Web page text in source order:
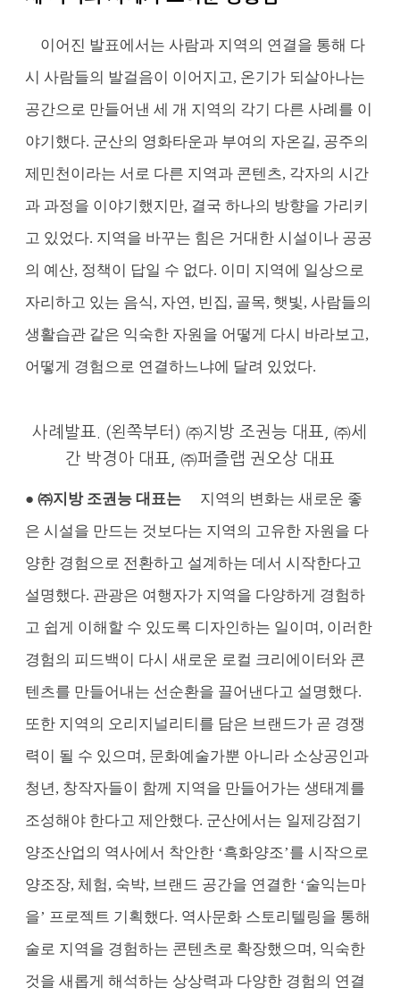
이어진 발표에서는 사람과 지역의 연결을 통해 다
시 사람들의 발걸음이 이어지고, 온기가 되살아나는
공간으로 만들어낸 세 개 지역의 각기 다른 사례를 이
야기했다. 군산의 영화타운과 부여의 자온길, 공주의
제민천이라는 서로 다른 지역과 콘텐츠, 각자의 시간
과 과정을 이야기했지만, 결국 하나의 방향을 가리키
고 있었다. 지역을 바꾸는 힘은 거대한 시설이나 공공
의 예산, 정책이 답일 수 없다. 이미 지역에 일상으로
자리하고 있는 음식, 자연, 빈집, 골목, 햇빛, 사람들의
생활습관 같은 익숙한 자원을 어떻게 다시 바라보고,
어떻게 경험으로 연결하느냐에 달려 있었다.
사례발표. (왼쪽부터) ㈜지방 조권능 대표, ㈜세
간 박경아 대표, ㈜퍼즐랩 권오상 대표
● ㈜지방 조권능 대표는
지역의 변화는 새로운 좋
은 시설을 만드는 것보다는 지역의 고유한 자원을 다
양한 경험으로 전환하고 설계하는 데서 시작한다고
설명했다. 관광은 여행자가 지역을 다양하게 경험하
고 쉽게 이해할 수 있도록 디자인하는 일이며, 이러한
경험의 피드백이 다시 새로운 로컬 크리에이터와 콘
텐츠를 만들어내는 선순환을 끌어낸다고 설명했다.
또한 지역의 오리지널리티를 담은 브랜드가 곧 경쟁
력이 될 수 있으며, 문화예술가뿐 아니라 소상공인과
청년, 창작자들이 함께 지역을 만들어가는 생태계를
조성해야 한다고 제안했다. 군산에서는 일제강점기
양조산업의 역사에서 착안한 ‘흑화양조’를 시작으로
양조장, 체험, 숙박, 브랜드 공간을 연결한 ‘술익는마
을’ 프로젝트 기획했다. 역사문화 스토리텔링을 통해
술로 지역을 경험하는 콘텐츠로 확장했으며, 익숙한
것을 새롭게 해석하는 상상력과 다양한 경험의 연결